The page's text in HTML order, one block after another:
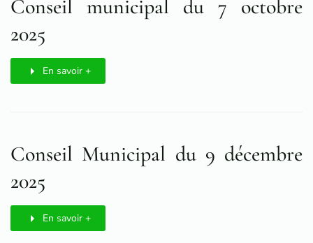
Conseil municipal du 7 octobre
2025
En savoir +
Conseil Municipal du 9 décembre
2025
En savoir +